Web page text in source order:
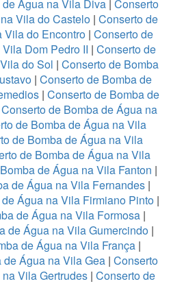
Água na Vila Diva | Conserto
Vila do Castelo| Conserto de
Vila do Encontro | Conserto de
Dom Pedro II | Conserto de
do Sol | Conserto de Bomba
| Conserto de Bomba de
| Conserto de Bomba de
Conserto de Bomba de Água na
de Bomba de Água na Vila
de Bomba de Água na Vila
de Bomba de Água na Vila
de Água na Vila Fanton |
de Água na Vila Fernandes|
Água na Vila Firmiano Pinto |
de Água na Vila Formosa|
de Água na Vila Gumercindo|
de Água na Vila França|
Água na Vila Gea| Conserto
Vila Gertrudes | Conserto de